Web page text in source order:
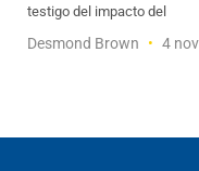
testigo del impacto del
Desmond Brown 4